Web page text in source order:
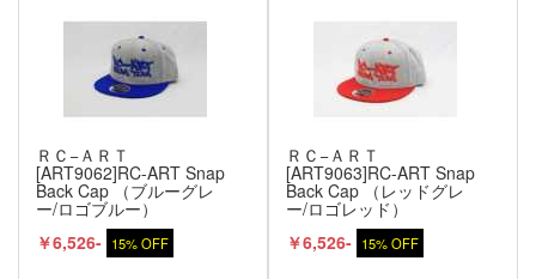
ＲＣ−ＡＲＴ
[ART9062]RC-ART Snap
Back Cap （ブルーグレ
ー/ロゴブルー）
￥6,526- 15% OFF
ＲＣ−ＡＲＴ
[ART9063]RC-ART Snap
Back Cap （レッドグレ
ー/ロゴレッド）
￥6,526- 15% OFF